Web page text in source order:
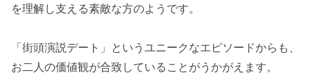
を理解し支える素敵な方のようです。
「街頭演説デート」というユニークなエピソードからも、
お二人の価値観が合致していることがうかがえます。